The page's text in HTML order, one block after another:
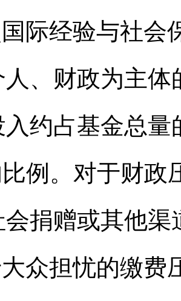
际经验与社会
、财政为主
入约占基金总
例。对于财政
会捐赠或其他
众担忧的缴费